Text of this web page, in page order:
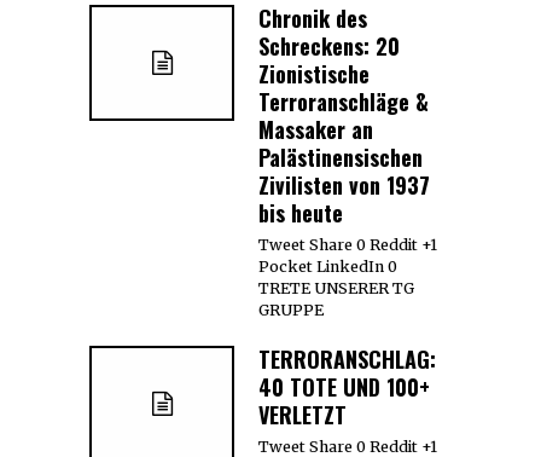
Chronik des
Schreckens: 20
Zionistische
Terroranschläge &
Massaker an
Palästinensischen
Zivilisten von 1937
bis heute
Tweet Share 0 Reddit +1
Pocket LinkedIn 0
TRETE UNSERER TG
GRUPPE
TERRORANSCHLAG:
40 TOTE UND 100+
VERLETZT
Tweet Share 0 Reddit +1